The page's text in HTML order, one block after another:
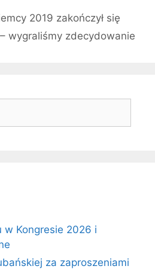
2019 zakończył się
wygraliśmy zdecydowanie
w Kongresie 2026 i
za zaproszeniami